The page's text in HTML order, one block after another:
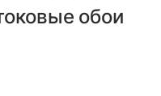
обои